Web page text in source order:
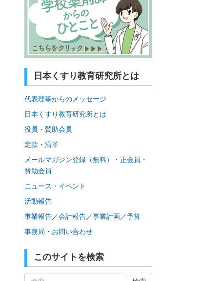
日本くすり教育研究所とは
代表理事からのメッセージ
日本くすり教育研究所とは
役員・賛助会員
定款・沿革
メールマガジン登録（無料）・正会員・
賛助会員
ニュース・イベント
活動報告
事業報告／会計報告／事業計画／予算
事務局・お問い合わせ
このサイトを検索